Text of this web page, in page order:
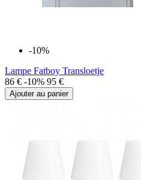
-10%
Lampe Fatboy Transloetje
86 € -10% 95 €
Ajouter au panier